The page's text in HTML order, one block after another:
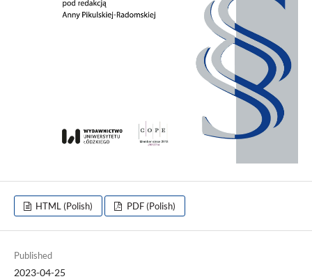
HTML (Polish) PDF (Polish)
Published
2023-04-25